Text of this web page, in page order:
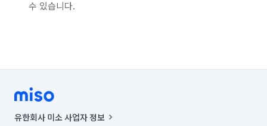
수 있습니다.
유한회사 미소 사업자 정보